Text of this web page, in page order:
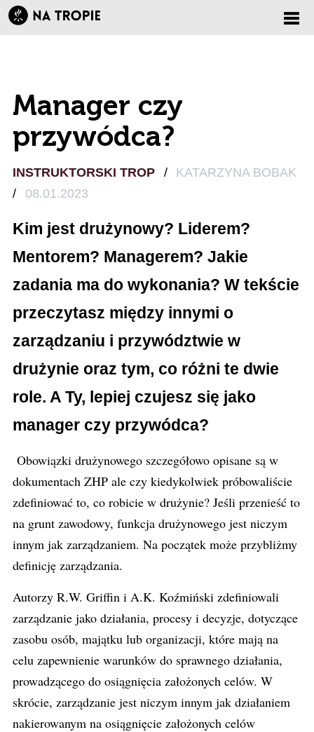
Manager czy
przywódca?
INSTRUKTORSKI TROP /
KATARZYNA BOBAK
/
08.01.2023
Kim jest drużynowy? Liderem?
Mentorem? Managerem? Jakie
zadania ma do wykonania? W tekście
przeczytasz między innymi o
zarządzaniu i przywództwie w
drużynie oraz tym, co różni te dwie
role. A Ty, lepiej czujesz się jako
manager czy przywódca?
Obowiązki drużynowego szczegółowo opisane są w
dokumentach ZHP ale czy kiedykolwiek próbowaliście
zdefiniować to, co robicie w drużynie? Jeśli przenieść to
na grunt zawodowy, funkcja drużynowego jest niczym
innym jak zarządzaniem. Na początek może przybliżmy
definicję zarządzania.
Autorzy R.W. Griffin i A.K. Koźmiński zdefiniowali
zarządzanie jako działania, procesy i decyzje, dotyczące
zasobu osób, majątku lub organizacji, które mają na
celu zapewnienie warunków do sprawnego działania,
prowadzącego do osiągnięcia założonych celów. W
skrócie, zarządzanie jest niczym innym jak działaniem
nakierowanym na osiągnięcie założonych celów